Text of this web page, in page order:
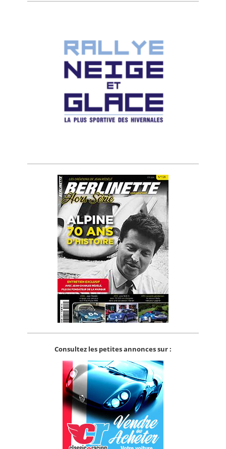
Consultez les petites annonces sur :